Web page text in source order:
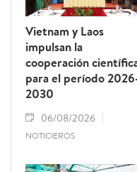
Vietnam y Laos
impulsan la
cooperación
para el período
2030
06/08/2026
NOTICIEROS